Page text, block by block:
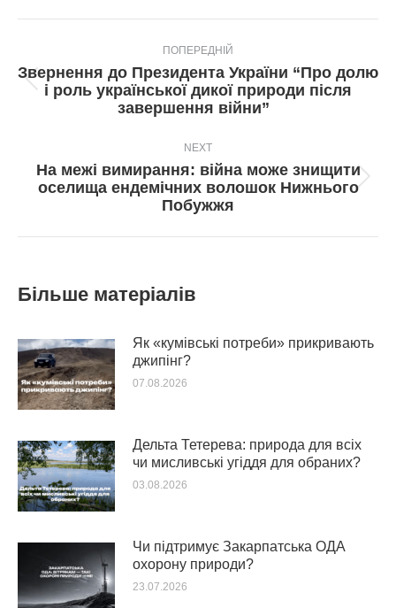
ПОПЕРЕДНІЙ
Попередній
пост:
Звернення до Президента України “Про долю
і роль української дикої природи після
завершення війни”
NEXT
Next
post:
На межі вимирання: війна може знищити
оселища ендемічних волошок Нижнього
Побужжя
Більше матеріалів
Як «кумівські потреби» прикривають
джипінг?
07.08.2026
Дельта Тетерева: природа для всіх
чи мисливські угіддя для обраних?
03.08.2026
Чи підтримує Закарпатська ОДА
охорону природи?
23.07.2026